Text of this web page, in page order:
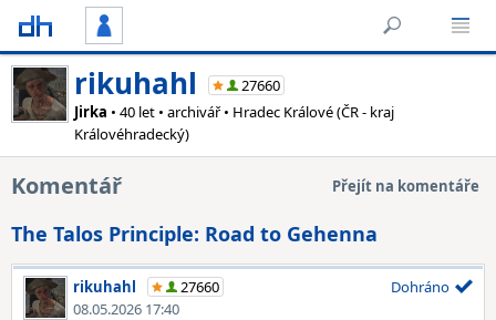
rikuhahl
27660
Jirka • 40 let • archivář • Hradec Králové (ČR - kraj
Královéhradecký)
Komentář Přejít na komentáře
The Talos Principle: Road to Gehenna
rikuhahl
27660
08.05.2026 17:40
Dohráno